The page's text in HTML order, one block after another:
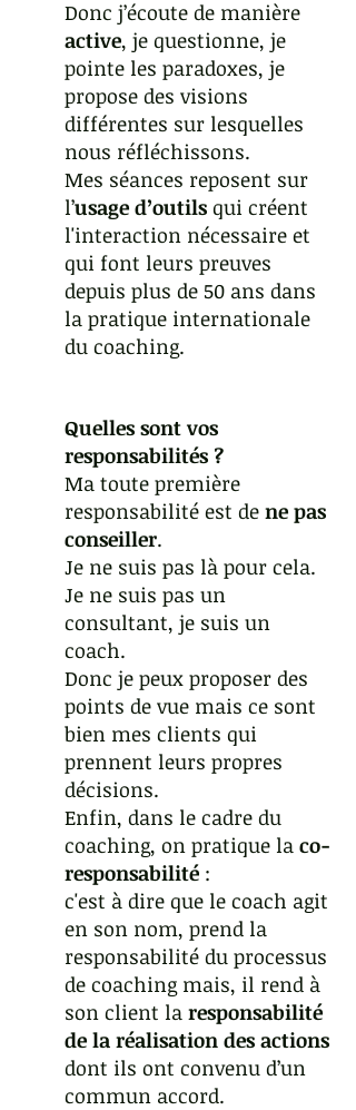
Donc j’écoute de manière
active, je questionne, je
pointe les paradoxes, je
propose des visions
différentes sur lesquelles
nous réfléchissons.
Mes séances reposent sur
l’usage d’outils qui créent
l'interaction nécessaire et
qui font leurs preuves
depuis plus de 50 ans dans
la pratique internationale
du coaching.
Quelles sont vos
responsabilités ?
Ma toute première
responsabilité est de ne pas
conseiller.
Je ne suis pas là pour cela.
Je ne suis pas un
consultant, je suis un
coach.
Donc je peux proposer des
points de vue mais ce sont
bien mes clients qui
prennent leurs propres
décisions.
Enfin, dans le cadre du
coaching, on pratique la co-
responsabilité :
c'est à dire que le coach agit
en son nom, prend la
responsabilité du processus
de coaching mais, il rend à
son client la responsabilité
de la réalisation des actions
dont ils ont convenu d’un
commun accord.